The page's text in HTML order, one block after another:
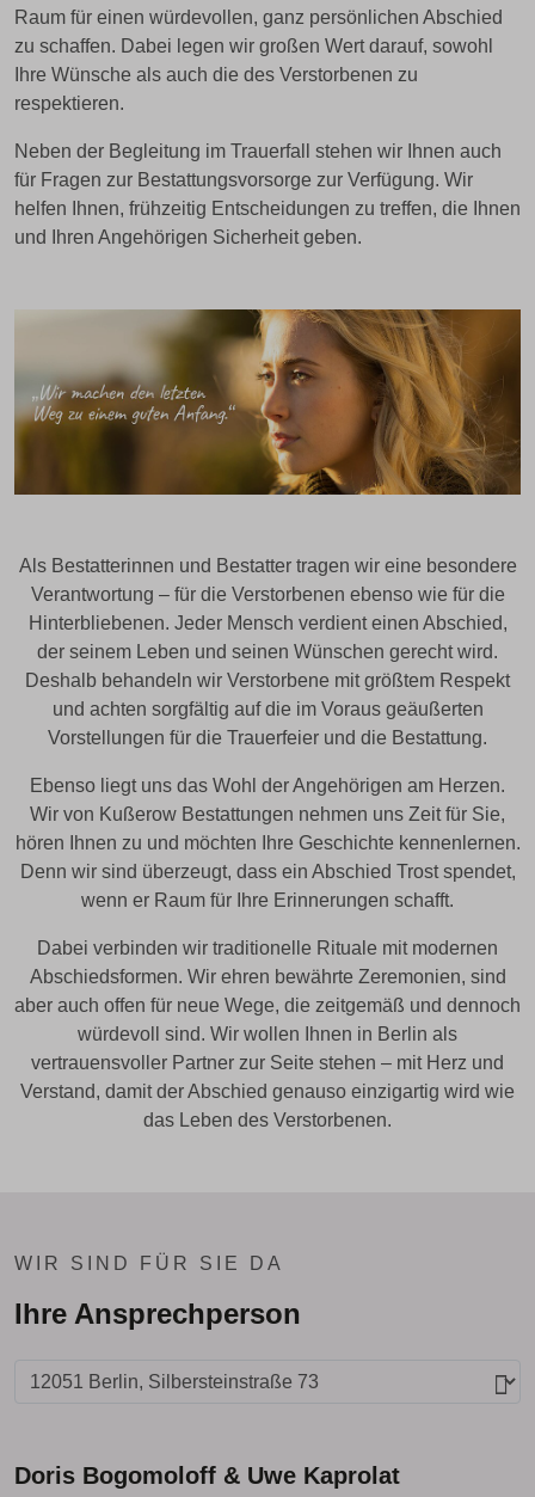
Raum für einen würdevollen, ganz persönlichen Abschied
zu schaffen. Dabei legen wir großen Wert darauf, sowohl
Ihre Wünsche als auch die des Verstorbenen zu
respektieren.
Neben der Begleitung im Trauerfall stehen wir Ihnen auch
für Fragen zur Bestattungsvorsorge zur Verfügung. Wir
helfen Ihnen, frühzeitig Entscheidungen zu treffen, die Ihnen
und Ihren Angehörigen Sicherheit geben.
Als Bestatterinnen und Bestatter tragen wir eine besondere
Verantwortung – für die Verstorbenen ebenso wie für die
Hinterbliebenen. Jeder Mensch verdient einen Abschied,
der seinem Leben und seinen Wünschen gerecht wird.
Deshalb behandeln wir Verstorbene mit größtem Respekt
und achten sorgfältig auf die im Voraus geäußerten
Vorstellungen für die Trauerfeier und die Bestattung.
Ebenso liegt uns das Wohl der Angehörigen am Herzen.
Wir von Kußerow Bestattungen nehmen uns Zeit für Sie,
hören Ihnen zu und möchten Ihre Geschichte kennenlernen.
Denn wir sind überzeugt, dass ein Abschied Trost spendet,
wenn er Raum für Ihre Erinnerungen schafft.
Dabei verbinden wir traditionelle Rituale mit modernen
Abschiedsformen. Wir ehren bewährte Zeremonien, sind
aber auch offen für neue Wege, die zeitgemäß und dennoch
würdevoll sind. Wir wollen Ihnen in Berlin als
vertrauensvoller Partner zur Seite stehen – mit Herz und
Verstand, damit der Abschied genauso einzigartig wird wie
das Leben des Verstorbenen.
WIR SIND FÜR SIE DA
Ihre Ansprechperson
Doris Bogomoloff & Uwe Kaprolat